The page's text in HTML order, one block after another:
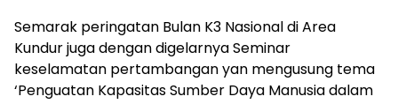
Semarak peringatan Bulan K3 Nasional di Area
Kundur juga dengan digelarnya Seminar
keselamatan pertambangan yan mengusung tema
‘Penguatan Kapasitas Sumber Daya Manusia dalam